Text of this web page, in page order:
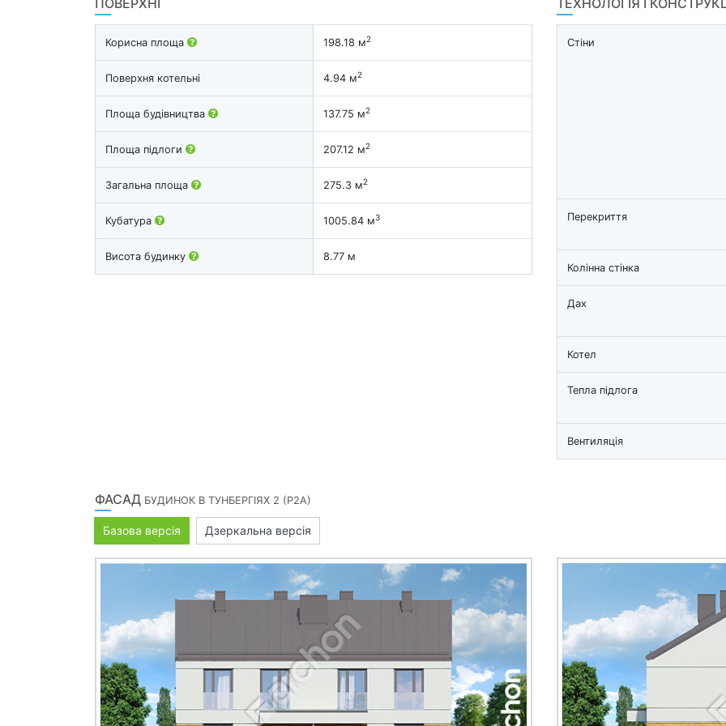
Корисна площа 198.18 м2
Поверхня котельні 4.94 м2
Площа будівництва 137.75 м2
Площа підлоги 207.12 м2
Загальна площа 275.3 м2
Кубатура 1005.84 м3
Висота будинку 8.77 м
Стіни
Перекриття
Колінна стінка
Дах
Котел
Тепла підлога
Вентиляція
ФАСАД БУДИНОК В ТУНБЕРГІЯХ 2 (Р2А)
Базова версія Дзеркальна версія